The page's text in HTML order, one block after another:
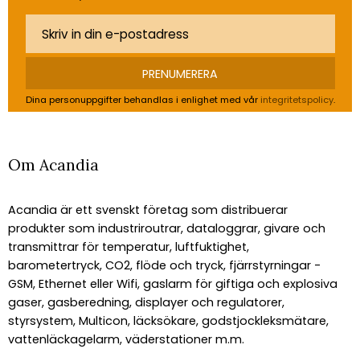
PRENUMERERA
Dina personuppgifter behandlas i enlighet med vår integritetspolicy.
Om Acandia
Acandia är ett svenskt företag som distribuerar
produkter som industriroutrar, dataloggrar, givare och
transmittrar för temperatur, luftfuktighet,
barometertryck, CO2, flöde och tryck, fjärrstyrningar -
GSM, Ethernet eller Wifi, gaslarm för giftiga och explosiva
gaser, gasberedning, displayer och regulatorer,
styrsystem, Multicon, läcksökare, godstjockleksmätare,
vattenläckagelarm, väderstationer m.m.